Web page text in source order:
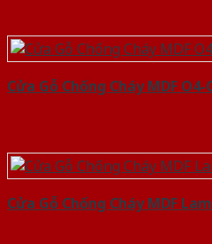
Cửa Gỗ Chống Cháy MDF O4-
Cửa Gỗ Chống Cháy MDF